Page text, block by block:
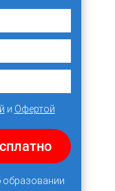
и Офертой
образовании